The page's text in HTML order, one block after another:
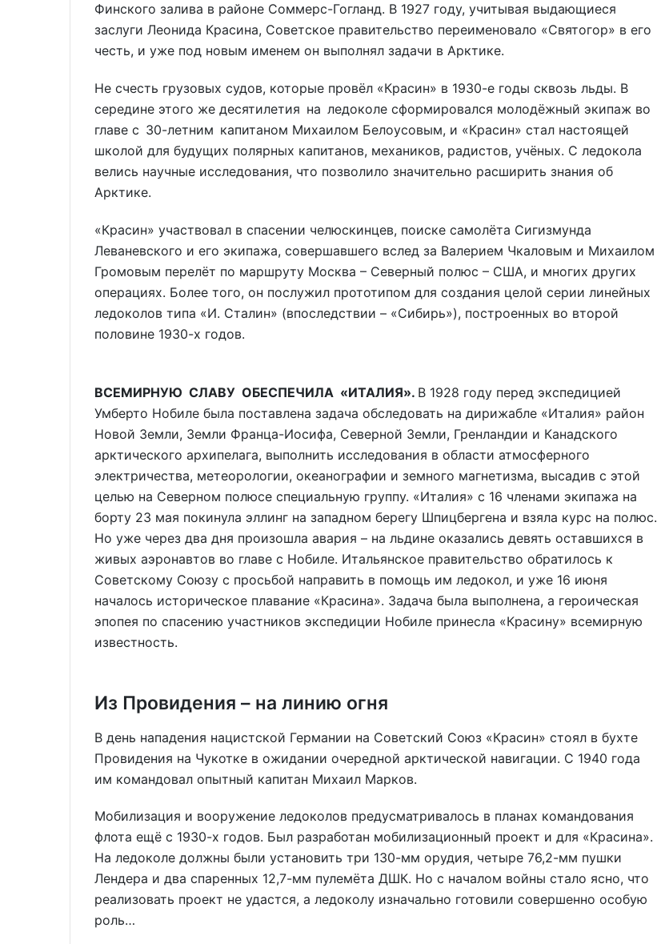
Финского залива в районе Соммерс-Гогланд. В 1927 году, учитывая выдающиеся
заслуги Леонида Красина, Советское правительство переименовало «Святогор» в его
честь, и уже под новым именем он выполнял задачи в Арктике.
Не счесть грузовых судов, которые провёл «Красин» в 1930-е годы сквозь льды. В
середине этого же десятилетия на ледоколе сформировался молодёжный экипаж во
главе с 30-летним капитаном Михаилом Белоусовым, и «Красин» стал настоящей
школой для будущих полярных капитанов, механиков, радистов, учёных. С ледокола
велись научные исследования, что позволило значительно расширить знания об
Арктике.
«Красин» участвовал в спасении челюскинцев, поиске самолёта Сигизмунда
Леваневского и его экипажа, совершавшего вслед за Валерием Чкаловым и Михаилом
Громовым перелёт по маршруту Москва – Северный полюс – США, и многих других
операциях. Более того, он послужил прототипом для создания целой серии линейных
ледоколов типа «И. Сталин» (впоследствии – «Сибирь»), построенных во второй
половине 1930-х годов.
ВСЕМИРНУЮ СЛАВУ ОБЕСПЕЧИЛА «ИТАЛИЯ». В 1928 году перед экспедицией
Умберто Нобиле была поставлена задача обследовать на дирижабле «Италия» район
Новой Земли, Земли Франца-Иосифа, Северной Земли, Гренландии и Канадского
арктического архипелага, выполнить исследования в области атмосферного
электричества, метеорологии, океанографии и земного магнетизма, высадив с этой
целью на Северном полюсе специальную группу. «Италия» с 16 членами экипажа на
борту 23 мая покинула эллинг на западном берегу Шпицбергена и взяла курс на полюс.
Но уже через два дня произошла авария – на льдине оказались девять оставшихся в
живых аэронавтов во главе с Нобиле. Итальянское правительство обратилось к
Советскому Союзу с просьбой направить в помощь им ледокол, и уже 16 июня
началось историческое плавание «Красина». Задача была выполнена, а героическая
эпопея по спасению участников экспедиции Нобиле принесла «Красину» всемирную
известность.
Из Провидения – на линию огня
В день нападения нацистской Германии на Советский Союз «Красин» стоял в бухте
Провидения на Чукотке в ожидании очередной арктической навигации. С 1940 года
им командовал опытный капитан Михаил Марков.
Мобилизация и вооружение ледоколов предусматривалось в планах командования
флота ещё с 1930-х годов. Был разработан мобилизационный проект и для «Красина».
На ледоколе должны были установить три 130-мм орудия, четыре 76,2-мм пушки
Лендера и два спаренных 12,7-мм пулемёта ДШК. Но с началом войны стало ясно, что
реализовать проект не удастся, а ледоколу изначально готовили совершенно особую
роль…